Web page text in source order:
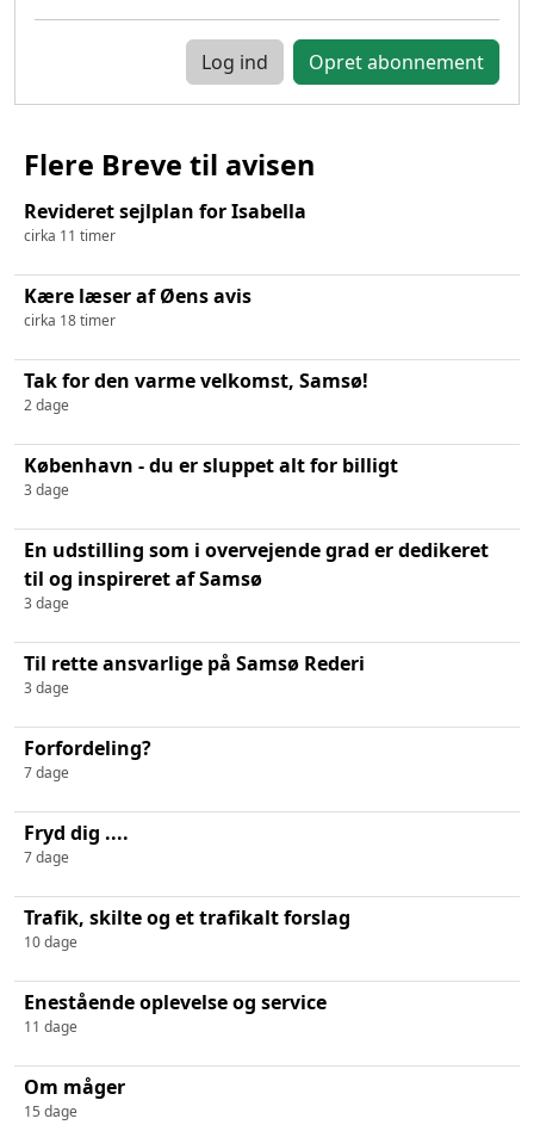
Log ind
Flere Breve til avisen
Revideret sejlplan for Isabella
cirka 11 timer
Kære læser af Øens avis
cirka 18 timer
Tak for den varme velkomst, Samsø!
2 dage
København - du er sluppet alt for billigt
3 dage
En udstilling som i overvejende grad er dedikeret
til og inspireret af Samsø
3 dage
Til rette ansvarlige på Samsø Rederi
3 dage
Forfordeling?
7 dage
Fryd dig ....
7 dage
Trafik, skilte og et trafikalt forslag
10 dage
Enestående oplevelse og service
11 dage
Om måger
15 dage